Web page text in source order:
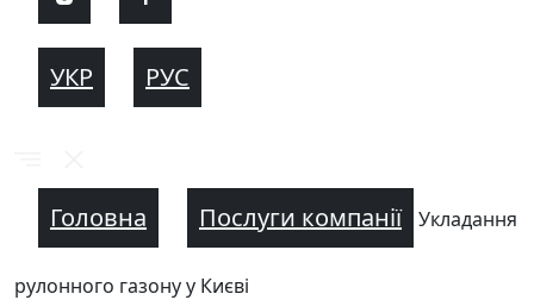
УКР РУС
Головна Послуги компанії Укладання
рулонного газону у Києві